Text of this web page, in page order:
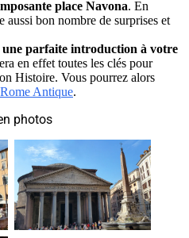
place Navona. En
bon nombre de surprises et
une parfaite introduction à votre
en effet toutes les clés pour
Histoire. Vous pourrez alors
Antique.
photos